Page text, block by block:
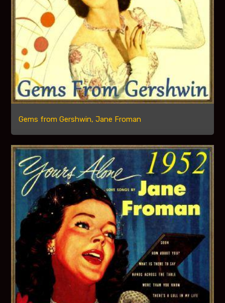
Gems from Gershwin, Jane Froman